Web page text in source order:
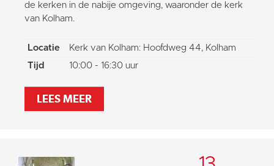
de kerken in de nabije omgeving, waaronder de kerk
van Kolham.
Locatie
Kerk van Kolham: Hoofdweg 44, Kolham
Tijd
10:00 - 16:30 uur
LEES MEER